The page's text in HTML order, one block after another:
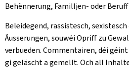
Behënnerung, Familljen- oder
Beleidegend, rassistesch,
Äusserungen, souwéi Opriff zu
verbueden. Commentairen, déi
gi geläscht a gemellt. Och all